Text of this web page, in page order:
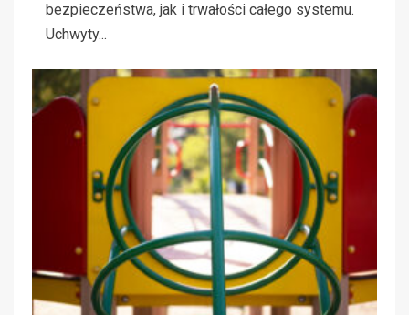
bezpieczeństwa, jak i trwałości całego systemu.
Uchwyty...